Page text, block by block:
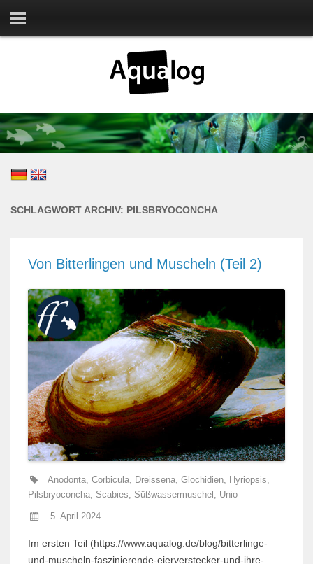
SCHLAGWORT ARCHIV: PILSBRYOCONCHA
Von Bitterlingen und Muscheln (Teil 2)
Anodonta, Corbicula, Dreissena, Glochidien, Hyriopsis
Pilsbryoconcha
Scabies Süßwassermuschel Unio
5. April 2024
Im ersten Teil (https://www.aqualog.de/blog/bitterlinge-
und-muscheln-faszinierende-eierverstecker-und-ihre-